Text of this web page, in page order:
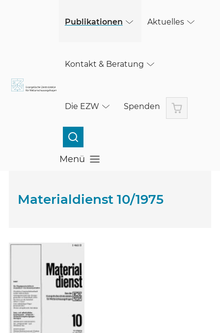
Publikationen Aktuelles
Kontakt & Beratung
Die EZW Spenden Warenkorb
Menü
Menü öffnen
Materialdienst 10/1975